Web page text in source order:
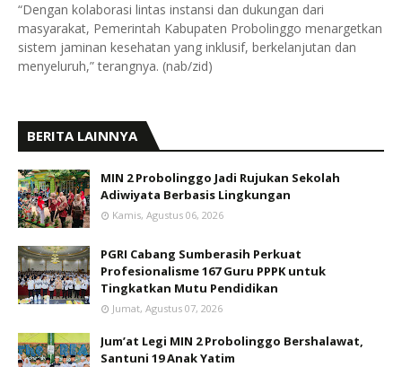
“Dengan kolaborasi lintas instansi dan dukungan dari
masyarakat, Pemerintah Kabupaten Probolinggo menargetkan
sistem jaminan kesehatan yang inklusif, berkelanjutan dan
menyeluruh,” terangnya. (nab/zid)
BERITA LAINNYA
MIN 2 Probolinggo Jadi Rujukan Sekolah
Adiwiyata Berbasis Lingkungan
Kamis, Agustus 06, 2026
PGRI Cabang Sumberasih Perkuat
Profesionalisme 167 Guru PPPK untuk
Tingkatkan Mutu Pendidikan
Jumat, Agustus 07, 2026
Jum’at Legi MIN 2 Probolinggo Bershalawat,
Santuni 19 Anak Yatim